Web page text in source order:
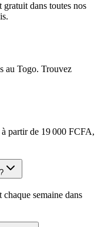
gratuit dans toutes nos
au Togo. Trouvez
partir de 19 000 FCFA,
semaine dans